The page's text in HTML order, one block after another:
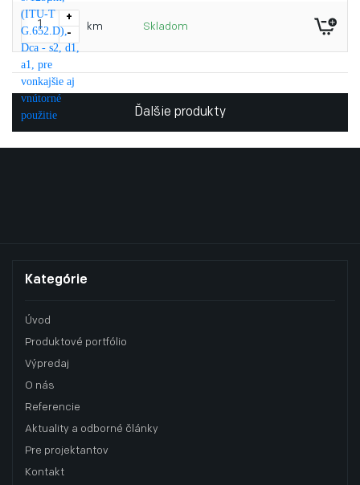
+
-
km Skladom
Ďalšie produkty
Kategórie
Úvod
Produktové portfólio
Výpredaj
O nás
Referencie
Aktuality a odborné články
Pre projektantov
Kontakt